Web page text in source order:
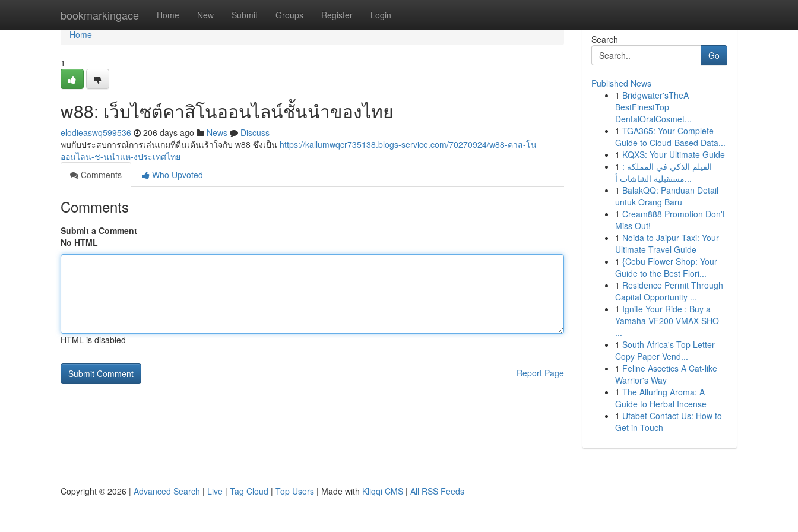
bookmarkingace Home New Submit Groups Register Login
Home
Home
1
w88: เว็บไซต์คาสิโนออนไลน์ชั้นนำของไทย
elodieaswq599536 206 days ago News
Discuss
พบกับประสบการณ์การเล่นเกมที่ตื่นเต้นเร้าใจกับ w88 ซึ่งเป็น https://kallumwqcr735138.blogs-service.com/70270924/w88-คาส-โน
ออนไลน-ช-นนำแห-งประเทศไทย
Comments
Who Upvoted
Comments
Submit a Comment
No HTML
HTML is disabled
Report Page
Search
Go
Published News
1 Bridgwater'sTheA
BestFinestTop
DentalOralCosmet...
1 TGA365: Your Complete
Guide to Cloud-Based Data...
1 KQXS: Your Ultimate Guide
1 الفيلم الذكي في المملكة :
مستقبلية الشاشات أ...
1 BalakQQ: Panduan Detail
untuk Orang Baru
1 Cream888 Promotion Don't
Miss Out!
1 Noida to Jaipur Taxi: Your
Ultimate Travel Guide
1 {Cebu Flower Shop: Your
Guide to the Best Flori...
1 Residence Permit Through
Capital Opportunity ...
1 Ignite Your Ride : Buy a
Yamaha VF200 VMAX SHO
...
1 South Africa's Top Letter
Copy Paper Vend...
1 Feline Ascetics A Cat-like
Warrior's Way
1 The Alluring Aroma: A
Guide to Herbal Incense
1 Ufabet Contact Us: How to
Get in Touch
Copyright © 2026 | Advanced Search | Live | Tag Cloud | Top Users | Made with Kliqqi CMS | All RSS Feeds